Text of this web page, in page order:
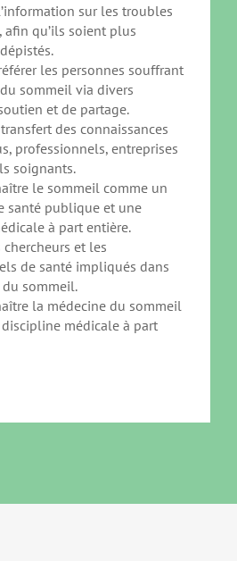
sur les troubles
qu’ils soient plus
les personnes souffrant
sommeil via divers
et de partage.
des connaissances
professionnels, entreprises
soignants.
le sommeil comme un
santé publique et une
à part entière.
et les
de santé impliqués dans
sommeil.
la médecine du sommeil
médicale à part